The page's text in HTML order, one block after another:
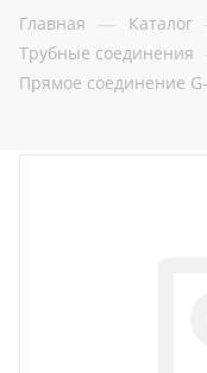
Главная — Каталог
Трубные соединения
Прямое соединение